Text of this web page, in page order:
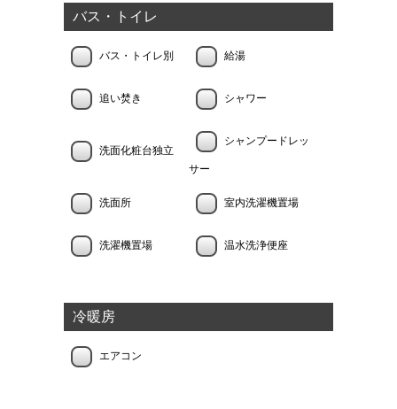
バス・トイレ
バス・トイレ別 給湯
追い焚き シャワー
洗面化粧台独立
シャンプードレッ
サー
洗面所 室内洗濯機置場
洗濯機置場 温水洗浄便座
冷暖房
エアコン